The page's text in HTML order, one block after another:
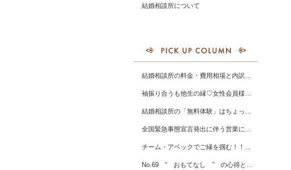
結婚相談所について
結婚相談所の料金・費用相場と内訳について
袖振り合うも他生の縁♡女性会員様ご成婚
結婚相談所の「無料体験」はちょっと危険？！お試し前に気をつけたいこと。
全国緊急事態宣言発出に伴う営業についてのお知らせ
チーム・アベックでご縁を掴む！！女子座談会始動♡
No.69 “ おもてなし ” の心得とは・・・・・。